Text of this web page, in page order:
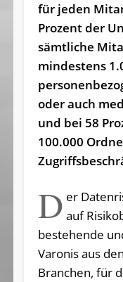
für jeden
Prozent der
sämtliche
mindestens
oder auch
und bei 58
100.000
D er
auf
bestehende
Varonis aus
Branchen, für